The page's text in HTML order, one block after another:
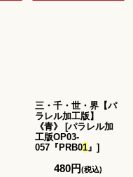
三・千・世・界【パ
ラレル加工版】
《青》
[パラレル加
工版OP03-
057『PRB01』 ]
480円(税込)